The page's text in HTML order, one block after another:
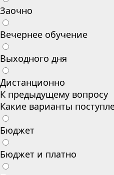
Заочно
Вечернее обучение
Выходного дня
Дистанционно
К предыдущему вопросу
Какие варианты
Бюджет
Бюджет и платно